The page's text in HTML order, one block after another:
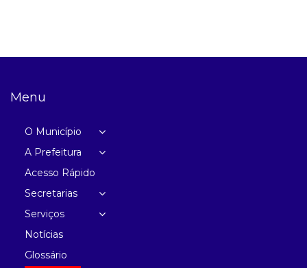
Menu
O Município
A Prefeitura
Acesso Rápido
Secretarias
Serviços
Notícias
Glossário